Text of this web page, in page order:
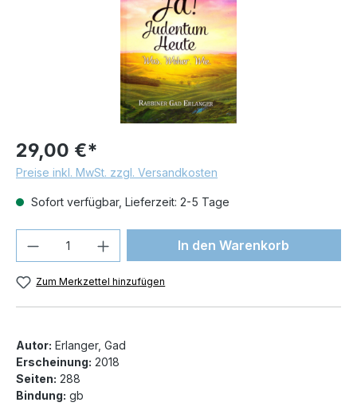
29,00 €*
Preise inkl. MwSt. zzgl. Versandkosten
Sofort verfügbar, Lieferzeit: 2-5 Tage
Produkt Anzahl: Gib denIn den Warenkorb
Zum Merkzettel hinzufügen
Autor: Erlanger, Gad
Erscheinung: 2018
Seiten: 288
Bindung: gb